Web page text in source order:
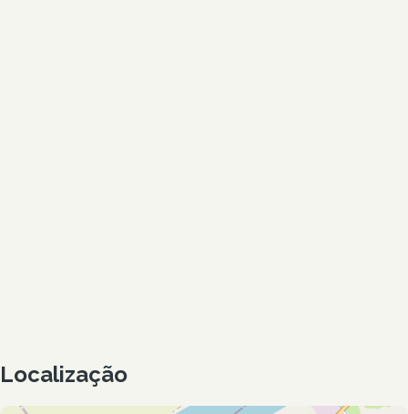
Localização